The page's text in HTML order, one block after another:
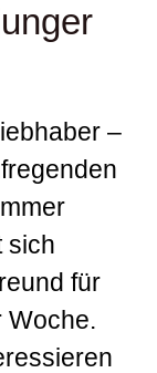
–
sich
für
Woche.